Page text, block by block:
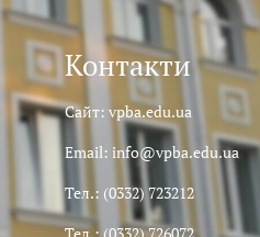
Контакти
Сайт: vpba.edu.ua
Email: info@vpba.edu.ua
Тел.: (0332) 723212